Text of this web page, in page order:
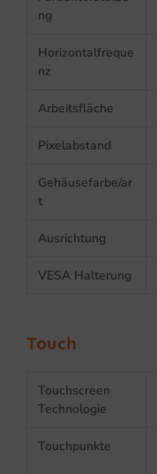
ng
Horizontalfreque
nz
Arbeitsfläche
Pixelabstand
Gehäusefarbe/ar
t
Ausrichtung
VESA Halterung
Touch
Touchscreen
Technologie
Touchpunkte